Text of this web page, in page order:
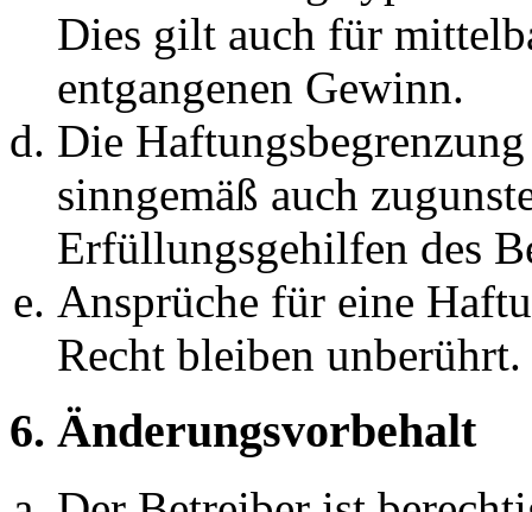
Dies gilt auch für
entgangenen Gewinn.
Die
sinngemäß auch
Erfüllungsgehilfen des
Ansprüche für eine
Recht bleiben unberührt.
6. Änderungsvorbehalt